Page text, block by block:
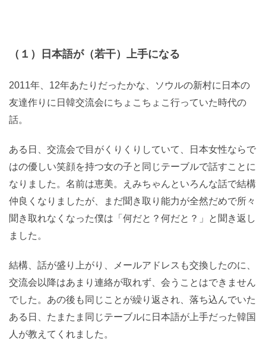
（１）日本語が（若干）上手になる
2011年、12年あたりだったかな、ソウルの新村に日本の
友達作りに日韓交流会にちょこちょこ行っていた時代の
話。
ある日、交流会で目がくりくりしていて、日本女性ならで
はの優しい笑顔を持つ女の子と同じテーブルで話すことに
なりました。名前は恵美。えみちゃんといろんな話で結構
仲良くなりましたが、まだ聞き取り能力が全然だめで所々
聞き取れなくなった僕は「何だと？何だと？」と聞き返し
ました。
結構、話が盛り上がり、メールアドレスも交換したのに、
交流会以降はあまり連絡が取れず、会うことはできません
でした。あの後も同じことが繰り返され、落ち込んでいた
ある日、たまたま同じテーブルに日本語が上手だった韓国
人が教えてくれました。